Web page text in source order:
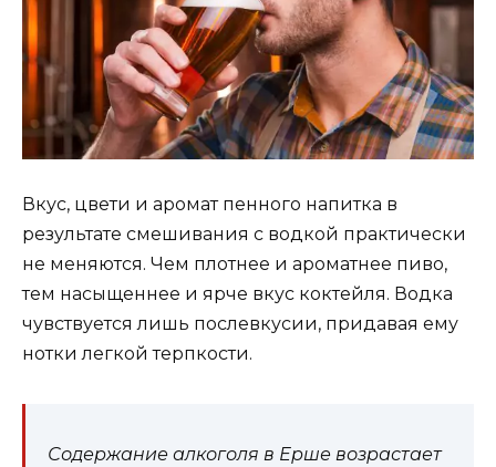
Вкус, цвети и аромат пенного напитка в
результате смешивания с водкой практически
не меняются. Чем плотнее и ароматнее пиво,
тем насыщеннее и ярче вкус коктейля. Водка
чувствуется лишь послевкусии, придавая ему
нотки легкой терпкости.
Содержание алкоголя в Ерше возрастает